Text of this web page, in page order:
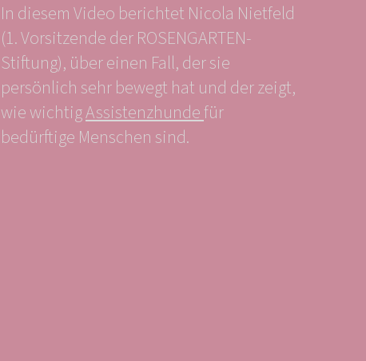
In diesem Video berichtet Nicola Nietfeld
(1. Vorsitzende der ROSENGARTEN-
Stiftung), über einen Fall, der sie
persönlich sehr bewegt hat und der zeigt,
wie wichtigAssistenzhundefür
bedürftige Menschen sind.